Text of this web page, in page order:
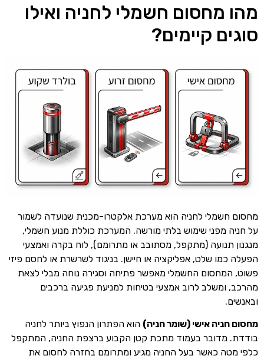
מהו מחסום חשמלי לחניה ואילו
סוגים קיימים?
מחסום חשמלי לחניה הוא מערכת אלקטרו-מכנית שנועדה לשמור
על חניה מפני שימוש בלתי מורשה. המערכת כוללת מנוע חשמלי,
מנגנון תנועה (מתקפל, מסתובב או מתרומם), לוח בקרה ואמצעי
הפעלה כמו שלט, אפליקציה או חיישן. בניגוד לשרשרת או לחסם פיזי
פשוט, המחסום החשמלי מאפשר פתיחה וסגירה נוחה מבלי לצאת
מהרכב, ומשלב לרוב אמצעי בטיחות למניעת פגיעה ברכבים
ובאנשים.
מחסום חניה אישי (שומר חניה) הוא הפתרון הנפוץ ביותר לחניה
בודדת. מדובר בעמוד מתכת קטן הקבוע ברצפת החניה, המתקפל
כלפי מטה כאשר בעל החניה מגיע ומתרומם בחזרה לחסום את